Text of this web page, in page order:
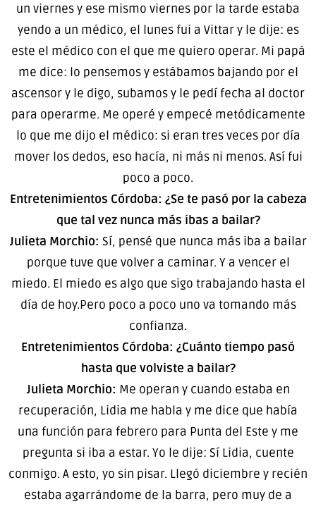
un viernes y ese mismo viernes por la tarde estaba
yendo a un médico, el lunes fui a Vittar y le dije: es
este el médico con el que me quiero operar. Mi papá
me dice: lo pensemos y estábamos bajando por el
ascensor y le digo, subamos y le pedí fecha al doctor
para operarme. Me operé y empecé metódicamente
lo que me dijo el médico: si eran tres veces por día
mover los dedos, eso hacía, ni más ni menos. Así fui
poco a poco.
Entretenimientos Córdoba: ¿Se te pasó por la cabeza
que tal vez nunca más ibas a bailar?
Julieta Morchio: Sí, pensé que nunca más iba a bailar
porque tuve que volver a caminar. Y a vencer el
miedo. El miedo es algo que sigo trabajando hasta el
día de hoy.Pero poco a poco uno va tomando más
confianza.
Entretenimientos Córdoba: ¿Cuánto tiempo pasó
hasta que volviste a bailar?
Julieta Morchio: Me operan y cuando estaba en
recuperación, Lidia me habla y me dice que había
una función para febrero para Punta del Este y me
pregunta si iba a estar. Yo le dije: Sí Lidia, cuente
conmigo. A esto, yo sin pisar. Llegó diciembre y recién
estaba agarrándome de la barra, pero muy de a